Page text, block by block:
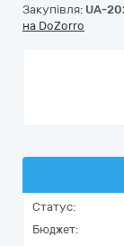
Закупівля: UA-
на DoZorro
Статус:
Бюджет: